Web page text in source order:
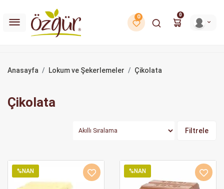
0 0
Anasayfa Lokum ve Şekerlemeler Çikolata
Çikolata
Filtrele
%NAN %NAN